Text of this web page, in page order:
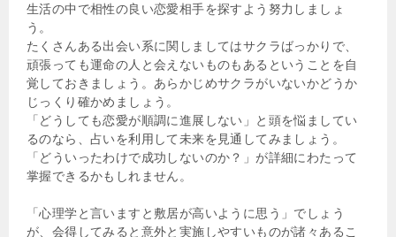
生活の中で相性の良い恋愛相手を探すよう努力しましょ
う。
たくさんある出会い系に関しましてはサクラばっかりで、
頑張っても運命の人と会えないものもあるということを自
覚しておきましょう。あらかじめサクラがいないかどうか
じっくり確かめましょう。
「どうしても恋愛が順調に進展しない」と頭を悩ましてい
るのなら、占いを利用して未来を見通してみましょう。
「どういったわけで成功しないのか？」が詳細にわたって
掌握できるかもしれません。
「心理学と言いますと敷居が高いように思う」でしょう
が、会得してみると意外と実施しやすいものが諸々あるこ